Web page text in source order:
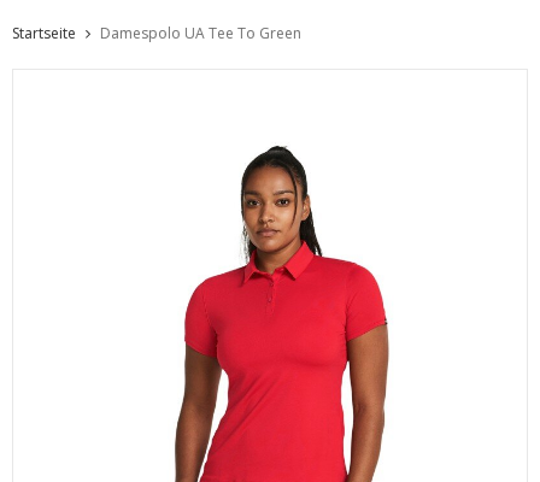
Startseite Damespolo UA Tee To Green